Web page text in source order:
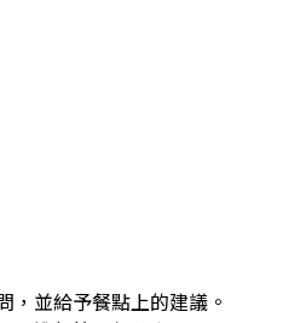
，並給予餐點上的建議。